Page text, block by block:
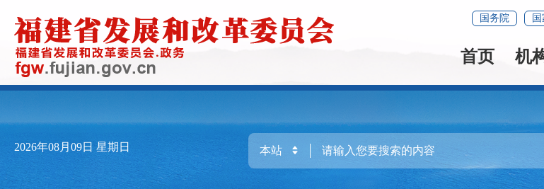
国务院
首页 机
2026年08月09日 星期日